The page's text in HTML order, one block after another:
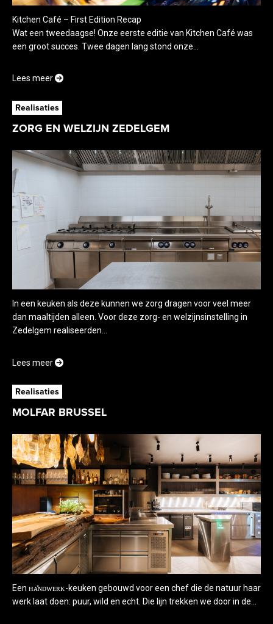
Kitchen Café – First Edition Recap
Wat een tweedaagse! Onze eerste editie van Kitchen Café was
een groot succes. Twee dagen lang stond onze...
Lees meer
Realisaties
ZORG EN WELZIJN ZEDELGEM
In een keuken als deze kunnen we zorg dragen voor veel meer
dan maaltijden alleen. Voor deze zorg- en welzijnsinstelling in
Zedelgem realiseerden...
Lees meer
Realisaties
MOLFAR BRUSSEL
Een ʜᴀ̊ɴᴅᴡᴇʀᴋ-keuken gebouwd voor een chef die de natuur haar
werk laat doen: puur, wild en echt. Die lijn trekken we door in de...